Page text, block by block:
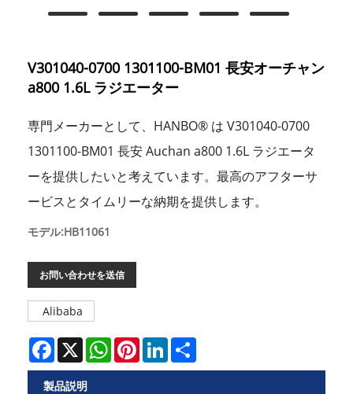
V301040-0700 1301100-BM01 長安オーチャン
a800 1.6L ラジエーター
専門メーカーとして、HANBO® は V301040-0700
1301100-BM01 長安 Auchan a800 1.6L ラジエータ
ーを提供したいと考えています。最高のアフターサ
ービスとタイムリーな納期を提供します。
モデル:HB11061
お問い合わせを送信
Alibaba
Facebook
X WhatsAppPinterestLinkedIn
製品説明